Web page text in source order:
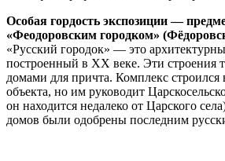
Особая гордость экспозиции —
«Феодоровским городком»
«Русский городок» — это
построенный в XX веке. Эти строения
домами для причта. Комплекс строился
объекта, но им руководит
он находится недалеко от Царского
домов были одобрены последним